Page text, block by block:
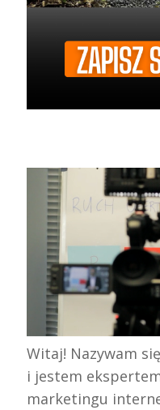
Witaj! Nazywam
i jestem
marketingu